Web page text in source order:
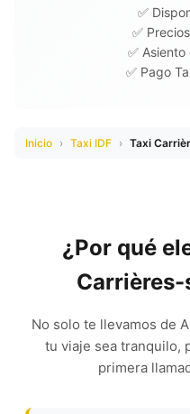
✅
✅
✅
✅ Pago
Inicio › Taxi IDF › Taxi
¿Por qué
No solo te llevamos de
tu viaje sea tranquilo,
primera